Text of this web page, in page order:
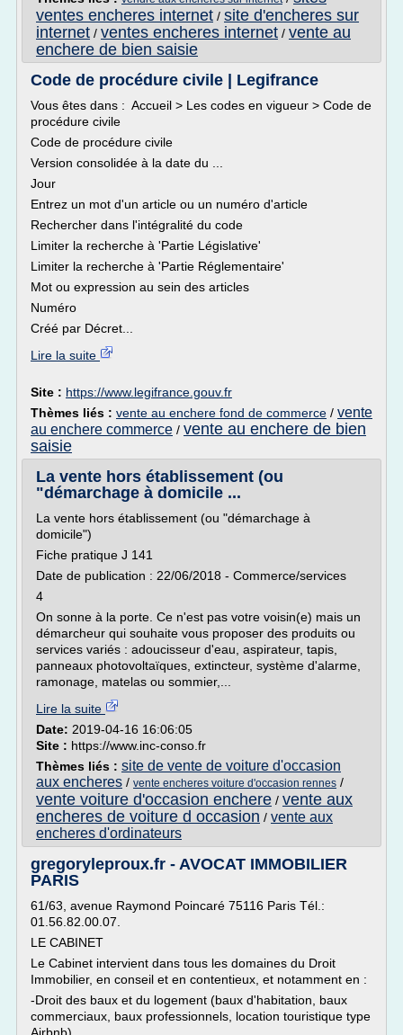
ventes encheres internet / site d'encheres sur
internet / ventes encheres internet / vente au
enchere de bien saisie
Code de procédure civile | Legifrance
Vous êtes dans : Accueil > Les codes en vigueur > Code de
procédure civile
Code de procédure civile
Version consolidée à la date du ...
Jour
Entrez un mot d'un article ou un numéro d'article
Rechercher dans l'intégralité du code
Limiter la recherche à 'Partie Législative'
Limiter la recherche à 'Partie Réglementaire'
Mot ou expression au sein des articles
Numéro
Créé par Décret...
Lire la suite
Site : https://www.legifrance.gouv.fr
Thèmes liés : vente au enchere fond de commerce / vente
au enchere commerce / vente au enchere de bien
saisie
La vente hors établissement (ou
"démarchage à domicile ...
La vente hors établissement (ou "démarchage à
domicile")
Fiche pratique J 141
Date de publication : 22/06/2018 - Commerce/services
4
On sonne à la porte. Ce n'est pas votre voisin(e) mais un
démarcheur qui souhaite vous proposer des produits ou
services variés : adoucisseur d'eau, aspirateur, tapis,
panneaux photovoltaïques, extincteur, système d'alarme,
ramonage, matelas ou sommier,...
Lire la suite
Date: 2019-04-16 16:06:05
Site : https://www.inc-conso.fr
Thèmes liés : site de vente de voiture d'occasion
aux encheres / vente encheres voiture d'occasion rennes /
vente voiture d'occasion enchere / vente aux
encheres de voiture d occasion / vente aux
encheres d'ordinateurs
gregoryleproux.fr - AVOCAT IMMOBILIER
PARIS
61/63, avenue Raymond Poincaré 75116 Paris Tél.:
01.56.82.00.07.
LE CABINET
Le Cabinet intervient dans tous les domaines du Droit
Immobilier, en conseil et en contentieux, et notamment en :
-Droit des baux et du logement (baux d'habitation, baux
commerciaux, baux professionnels, location touristique type